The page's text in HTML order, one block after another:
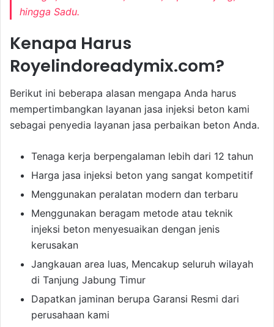
hingga Sadu.
Kenapa Harus
Royelindoreadymix.com?
Berikut ini beberapa alasan mengapa Anda harus
mempertimbangkan layanan jasa injeksi beton kami
sebagai penyedia layanan jasa perbaikan beton Anda.
Tenaga kerja berpengalaman lebih dari 12 tahun
Harga jasa injeksi beton yang sangat kompetitif
Menggunakan peralatan modern dan terbaru
Menggunakan beragam metode atau teknik
injeksi beton menyesuaikan dengan jenis
kerusakan
Jangkauan area luas, Mencakup seluruh wilayah
di Tanjung Jabung Timur
Dapatkan jaminan berupa Garansi Resmi dari
perusahaan kami